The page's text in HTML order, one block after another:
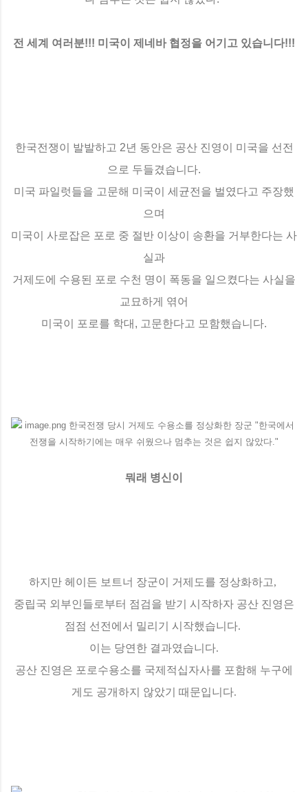
전 세계 여러분!!! 미국이 제네바 협정을 어기고 있습니다!!!
한국전쟁이 발발하고 2년 동안은 공산 진영이 미국을 선전
으로 두들겼습니다.
미국 파일럿들을 고문해 미국이 세균전을 벌였다고 주장했
으며
미국이 사로잡은 포로 중 절반 이상이 송환을 거부한다는 사
실과
거제도에 수용된 포로 수천 명이 폭동을 일으켰다는 사실을
교묘하게 엮어
미국이 포로를 학대, 고문한다고 모함했습니다.
뭐래 병신이
하지만 헤이든 보트너 장군이 거제도를 정상화하고,
중립국 외부인들로부터 점검을 받기 시작하자 공산 진영은
점점 선전에서 밀리기 시작했습니다.
이는 당연한 결과였습니다.
공산 진영은 포로수용소를 국제적십자사를 포함해 누구에
게도 공개하지 않았기 때문입니다.